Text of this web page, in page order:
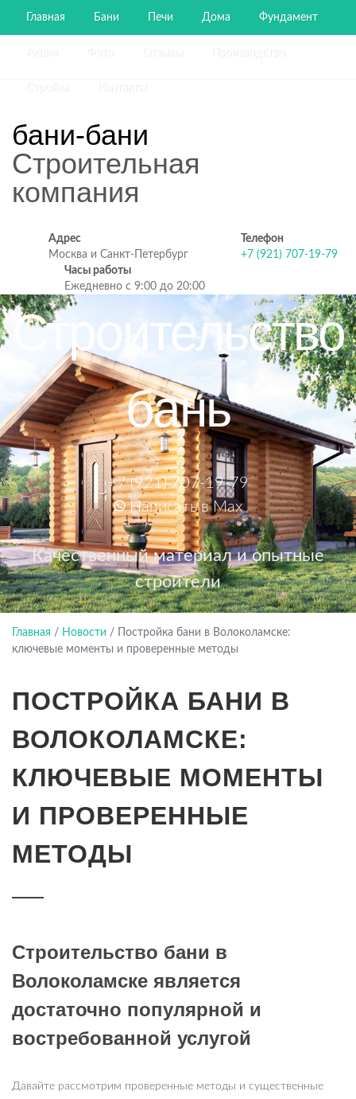
Главная Бани Печи Дома Фундамент
бани-бани
Строительная
компания
Адрес
Москва и Санкт-Петербург
Телефон
+7 (921) 707-19-79
Часы работы
Ежедневно с 9:00 до 20:00
Строительство
бань
+7 (921) 707-19-79
Написать в Max
Качественный материал и опытные
строители
Главная / Новости /
Постройка бани в Волоколамске:
ключевые моменты и проверенные методы
ПОСТРОЙКА БАНИ В
ВОЛОКОЛАМСКЕ:
КЛЮЧЕВЫЕ МОМЕНТЫ
И ПРОВЕРЕННЫЕ
МЕТОДЫ
Строительство бани в
Волоколамске является
достаточно популярной и
востребованной услугой
Давайте рассмотрим проверенные методы и существенные